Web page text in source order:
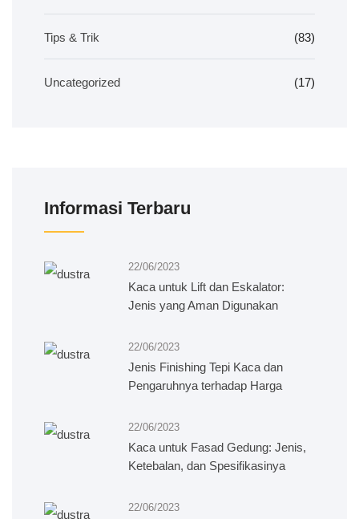
Tips & Trik (83)
Uncategorized (17)
Informasi Terbaru
22/06/2023
Kaca untuk Lift dan Eskalator:
Jenis yang Aman Digunakan
22/06/2023
Jenis Finishing Tepi Kaca dan
Pengaruhnya terhadap Harga
22/06/2023
Kaca untuk Fasad Gedung: Jenis,
Ketebalan, dan Spesifikasinya
22/06/2023